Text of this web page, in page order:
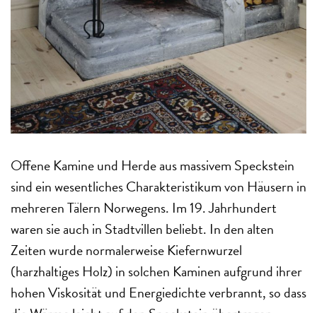
Offene Kamine und Herde aus massivem Speckstein
sind ein wesentliches Charakteristikum von Häusern in
mehreren Tälern Norwegens. Im 19. Jahrhundert
waren sie auch in Stadtvillen beliebt. In den alten
Zeiten wurde normalerweise Kiefernwurzel
(harzhaltiges Holz) in solchen Kaminen aufgrund ihrer
hohen Viskosität und Energiedichte verbrannt, so dass